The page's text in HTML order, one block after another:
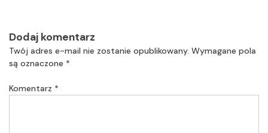
Dodaj komentarz
Twój adres e-mail nie zostanie opublikowany. Wymagane pola
są oznaczone *
Komentarz *